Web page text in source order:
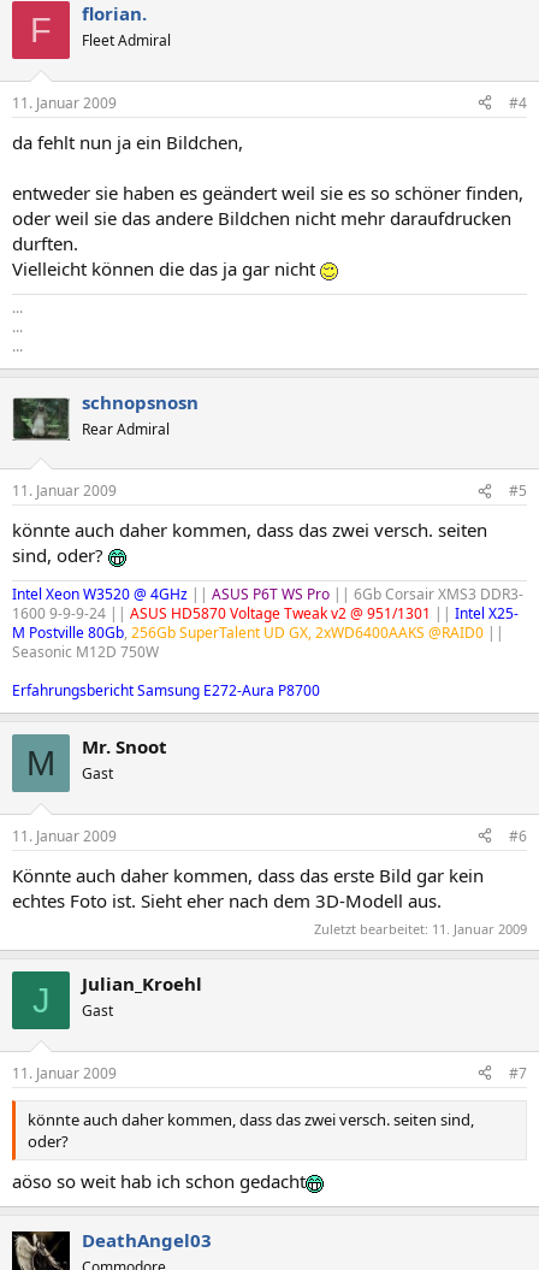
F florian.
Fleet Admiral
11. Januar 2009 #4
da fehlt nun ja ein Bildchen,
entweder sie haben es geändert weil sie es so schöner finden,
oder weil sie das andere Bildchen nicht mehr daraufdrucken
durften.
Vielleicht können die das ja gar nicht
...
...
...
schnopsnosn
Rear Admiral
11. Januar 2009 #5
könnte auch daher kommen, dass das zwei versch. seiten
sind, oder?
Intel Xeon W3520 @ 4GHz || ASUS P6T WS Pro || 6Gb Corsair XMS3 DDR3-
1600 9-9-9-24 || ASUS HD5870 Voltage Tweak v2 @ 951/1301 || Intel X25-
M Postville 80Gb, 256Gb SuperTalent UD GX, 2xWD6400AAKS @RAID0 ||
Seasonic M12D 750W
Erfahrungsbericht Samsung E272-Aura P8700
M Mr. Snoot
Gast
11. Januar 2009 #6
Könnte auch daher kommen, dass das erste Bild gar kein
echtes Foto ist. Sieht eher nach dem 3D-Modell aus.
Zuletzt bearbeitet: 11. Januar 2009
J Julian_Kroehl
Gast
11. Januar 2009 #7
könnte auch daher kommen, dass das zwei versch. seiten sind,
oder?
aöso so weit hab ich schon gedacht
DeathAngel03